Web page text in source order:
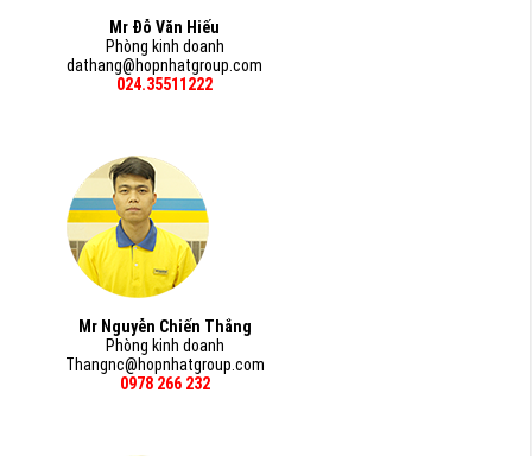
Mr Đỗ Văn Hiếu
Phòng kinh doanh
dathang@hopnhatgroup.com
024.35511222
Mr Nguyễn Chiến Thắng
Phòng kinh doanh
Thangnc@hopnhatgroup.com
0978 266 232